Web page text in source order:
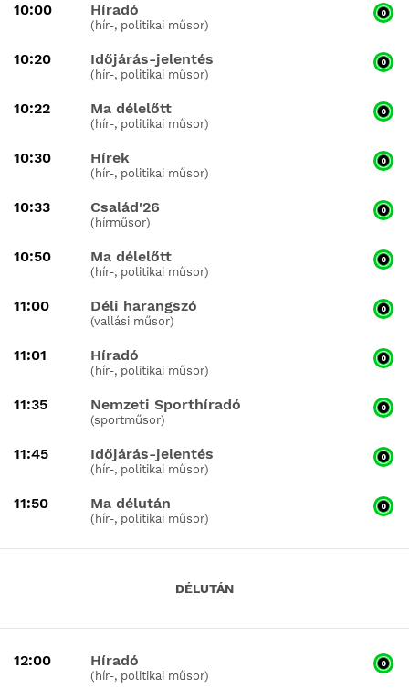
10:00 Híradó
(hír-, politikai műsor)
10:20 Időjárás-jelentés
(hír-, politikai műsor)
10:22 Ma délelőtt
(hír-, politikai műsor)
10:30 Hírek
(hír-, politikai műsor)
10:33 Család'26
(hírműsor)
10:50 Ma délelőtt
(hír-, politikai műsor)
11:00 Déli harangszó
(vallási műsor)
11:01 Híradó
(hír-, politikai műsor)
11:35 Nemzeti Sporthíradó
(sportműsor)
11:45 Időjárás-jelentés
(hír-, politikai műsor)
11:50 Ma délután
(hír-, politikai műsor)
DÉLUTÁN
12:00 Híradó
(hír-, politikai műsor)